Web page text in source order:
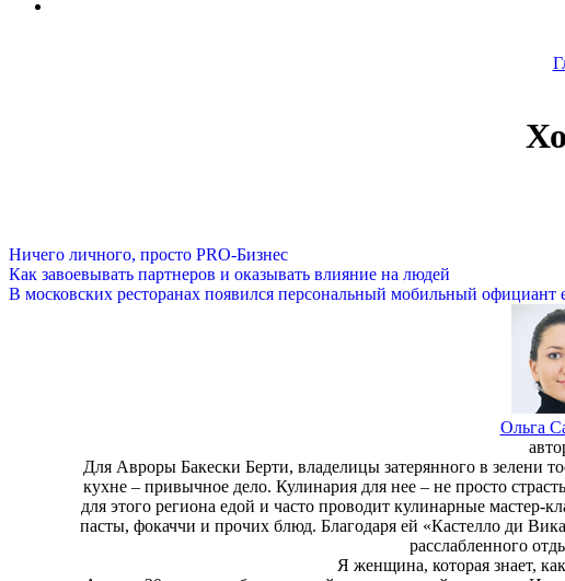
Ничего личного, просто PRO-Бизнес
Как завоевывать партнеров и оказывать влияние на людей
В московских ресторанах появился персональный мобильный официант
Ольга
Для Авроры Бакески Берти, владелицы затерянного в зелени
кухне – привычное дело. Кулинария для нее – не просто
для этого региона едой и часто проводит кулинарные мастер-
пасты, фокаччи и прочих блюд. Благодаря ей «Кастелло ди
расслабленного
Я женщина, которая знает,